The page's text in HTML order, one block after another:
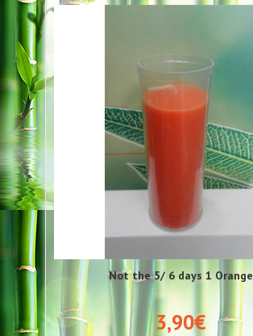
Not the 5/ 6 days 1 Orange
3,90€